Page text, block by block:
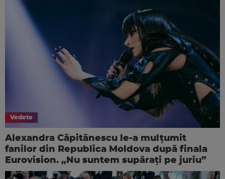
Vedete
Alexandra Căpitănescu le-a mulțumit
fanilor din Republica Moldova după finala
Eurovision. „Nu suntem supărați pe juriu”